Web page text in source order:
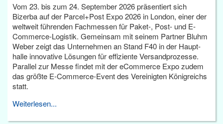
Vom 23. bis zum 24. September 2026 präsentiert sich
Bizerba auf der Parcel+Post Expo 2026 in London, einer der
weltweit führenden Fachmessen für Paket-, Post- und E-
Commerce-Logistik. Gemeinsam mit seinem Partner Bluhm
Weber zeigt das Unternehmen an Stand F40 in der Haupt­
halle innovative Lösungen für effiziente Versandprozesse.
Parallel zur Messe findet mit der eCommerce Expo zudem
das größte E-Commerce-Event des Vereinigten Königreichs
statt.
Weiterlesen...